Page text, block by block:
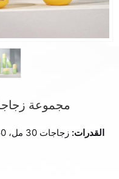
مجموعة
القدرات: